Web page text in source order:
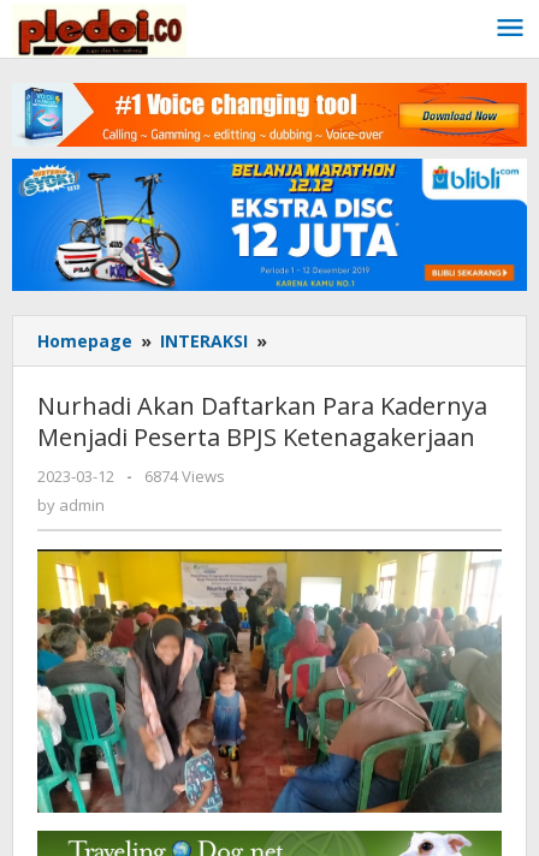
content
Homepage » INTERAKSI »
Akan
Daftarkan
Para
Kadernya
Nurhadi Akan Daftarkan Para Kadernya
Menjadi Peserta BPJS Ketenagakerjaan
2023-03-12
by
-
6874 Views
by admin